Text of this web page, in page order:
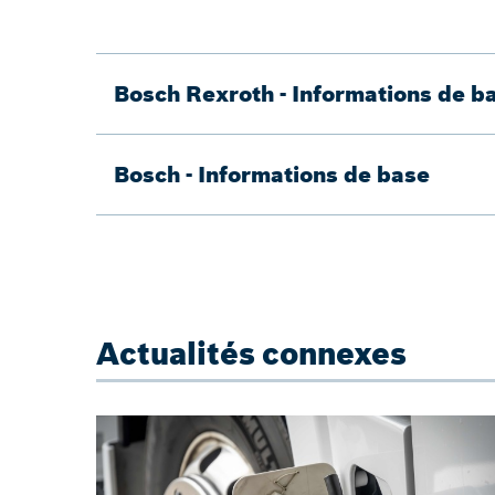
Bosch Rexroth - Informations de
Bosch - Informations de base
Actualités connexes